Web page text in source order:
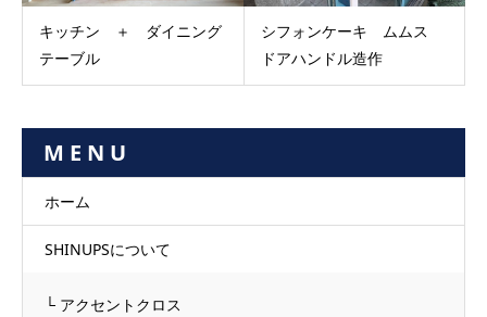
キッチン ＋ ダイニング
テーブル
シフォンケーキ ムムス
ドアハンドル造作
M E N U
ホーム
SHINUPSについて
└ アクセントクロス